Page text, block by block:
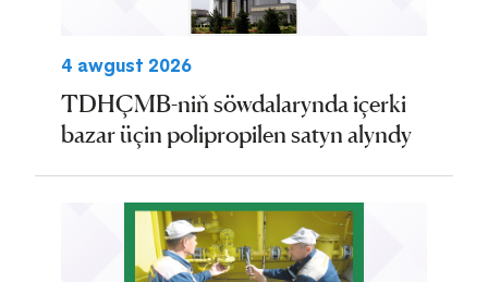
4 awgust 2026
TDHÇMB-niň söwdalarynda içerki
bazar üçin polipropilen satyn alyndy